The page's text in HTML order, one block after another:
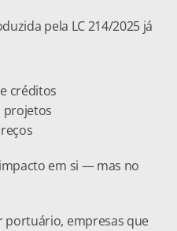
pela LC 214/2025 já
créditos
projetos
em si — mas no
portuário, empresas que